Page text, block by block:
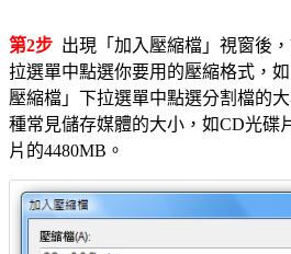
第2步 出現「加入壓縮檔」視窗後
拉選單中點選你要用的壓縮格式，如
壓縮檔」下拉選單中點選分割檔的
種常見儲存媒體的大小，如CD光碟
片的4480MB。